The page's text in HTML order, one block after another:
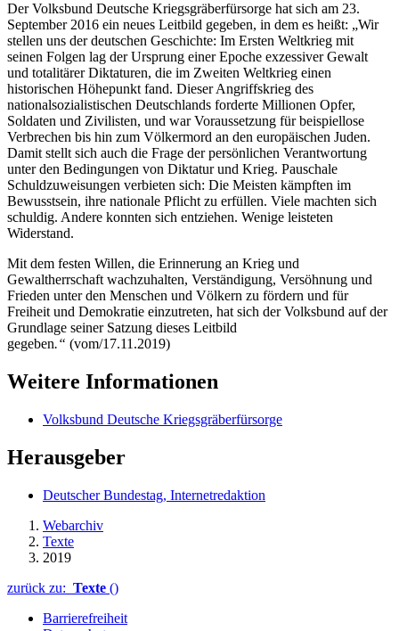
Der Volksbund Deutsche Kriegsgräberfürsorge hat sich am 23.
September 2016 ein neues Leitbild gegeben, in dem es heißt: „Wir
stellen uns der deutschen Geschichte: Im Ersten Weltkrieg mit
seinen Folgen lag der Ursprung einer Epoche exzessiver Gewalt
und totalitärer Diktaturen, die im Zweiten Weltkrieg einen
historischen Höhepunkt fand. Dieser Angriffskrieg des
nationalsozialistischen Deutschlands forderte Millionen Opfer,
Soldaten und Zivilisten, und war Voraussetzung für beispiellose
Verbrechen bis hin zum Völkermord an den europäischen Juden.
Damit stellt sich auch die Frage der persönlichen Verantwortung
unter den Bedingungen von Diktatur und Krieg. Pauschale
Schuldzuweisungen verbieten sich: Die Meisten kämpften im
Bewusstsein, ihre nationale Pflicht zu erfüllen. Viele machten sich
schuldig. Andere konnten sich entziehen. Wenige leisteten
Widerstand.
Mit dem festen Willen, die Erinnerung an Krieg und
Gewaltherrschaft wachzuhalten, Verständigung, Versöhnung und
Frieden unter den Menschen und Völkern zu fördern und für
Freiheit und Demokratie einzutreten, hat sich der Volksbund auf der
Grundlage seiner Satzung dieses Leitbild
gegeben.“ (vom/17.11.2019)
Weitere Informationen
Volksbund Deutsche Kriegsgräberfürsorge
Herausgeber
Deutscher Bundestag, Internetredaktion
Webarchiv
Texte
2019
zurück zu: Texte ()
Barrierefreiheit